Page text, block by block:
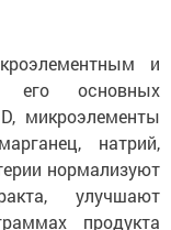
и
его основных
микроэлементы
натрий,
нормализуют
улучшают
продукта